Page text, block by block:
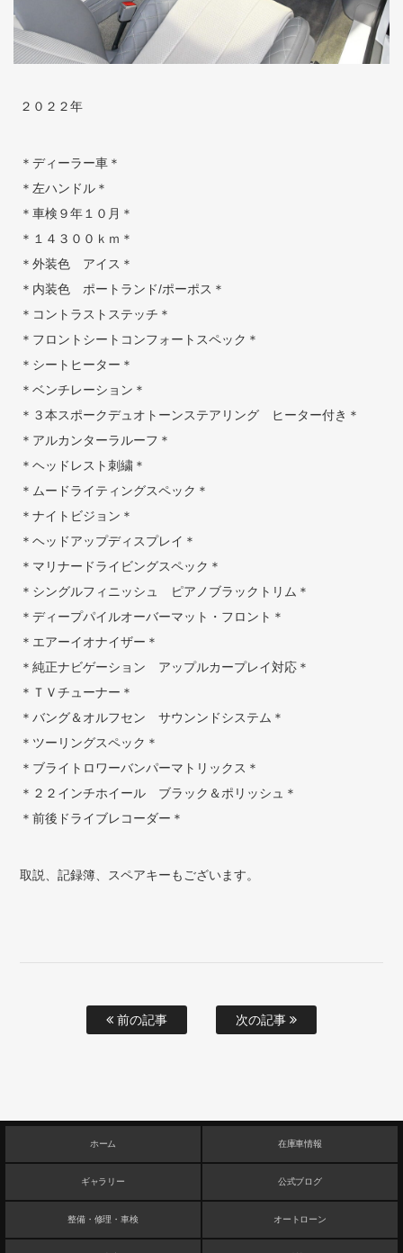
２０２２年
＊ディーラー車＊
＊左ハンドル＊
＊車検９年１０月＊
＊１４３００ｋｍ＊
＊外装色 アイス＊
＊内装色 ポートランド/ポーポス＊
＊コントラストステッチ＊
＊フロントシートコンフォートスペック＊
＊シートヒーター＊
＊ベンチレーション＊
＊３本スポークデュオトーンステアリング ヒーター付き＊
＊アルカンターラルーフ＊
＊ヘッドレスト刺繍＊
＊ムードライティングスペック＊
＊ナイトビジョン＊
＊ヘッドアップディスプレイ＊
＊マリナードライビングスペック＊
＊シングルフィニッシュ ピアノブラックトリム＊
＊ディープパイルオーバーマット・フロント＊
＊エアーイオナイザー＊
＊純正ナビゲーション アップルカープレイ対応＊
＊ＴＶチューナー＊
＊バング＆オルフセン サウンンドシステム＊
＊ツーリングスペック＊
＊ブライトロワーバンパーマトリックス＊
＊２２インチホイール ブラック＆ポリッシュ＊
＊前後ドライブレコーダー＊
取説、記録簿、スペアキーもございます。
前の記事 次の記事
ホーム 在庫車情報
ギャラリー 公式ブログ
整備・修理・車検 オートローン